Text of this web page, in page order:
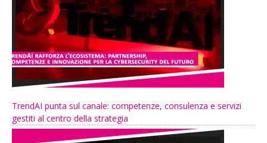
TrendAI punta sul canale: competenze, consulenza e servizi
gestiti al centro della strategia